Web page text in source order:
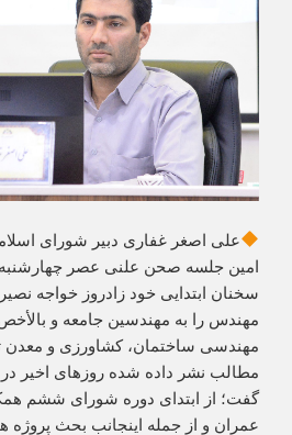
علی اصغر غفاری دبیر شورای
امین جلسه صحن علنی عصر چهارشنبه
سخنان ابتدایی خود زادروز خواجه
مهندس را به مهندسین جامعه و
مهندسی ساختمان، کشاورزی و معدن
مطالب نشر داده شده روزهای اخیر
گفت؛ از ابتدای دوره شورای ششم
عمران و از جمله اینجانب بحث پروژه